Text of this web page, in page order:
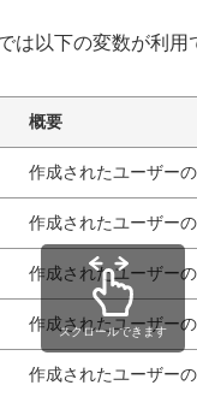
は以下の変数が利用
概要
作成されたユーザー
作成されたユーザーの
作成されたユーザー
作成されたユーザー
作成されたユーザーの
スクロールできます